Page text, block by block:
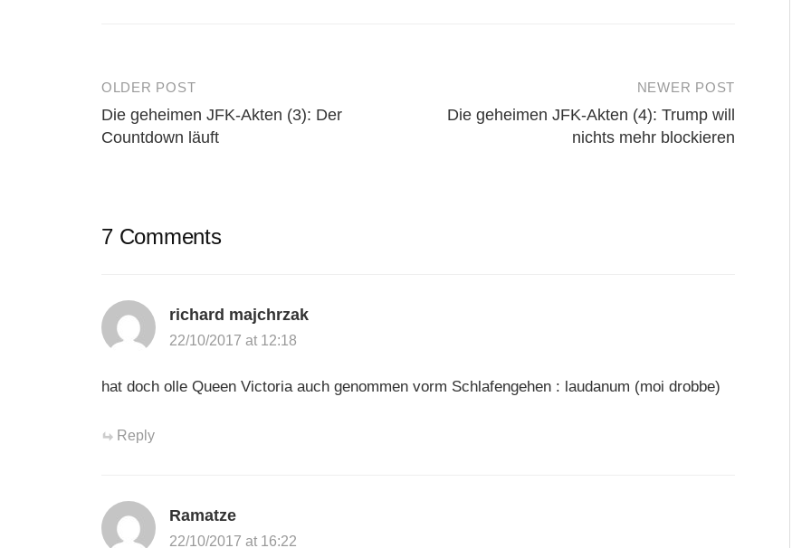
Post
navigation
OLDER POST
Die geheimen JFK-Akten (3): Der
Countdown läuft
NEWER POST
Die geheimen JFK-Akten (4): Trump will
nichts mehr blockieren
7 Comments
richard majchrzak
22/10/2017 at 12:18
hat doch olle Queen Victoria auch genommen vorm Schlafengehen : laudanum (moi drobbe)
Reply
Ramatze
22/10/2017 at 16:22